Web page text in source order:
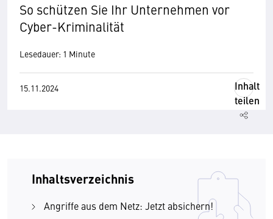
So schützen Sie Ihr Unternehmen vor
Cyber-Kriminalität
Lesedauer: 1 Minute
15.11.2024
Inhalt
teilen
Inhaltsverzeichnis
Angriffe aus dem Netz: Jetzt absichern!